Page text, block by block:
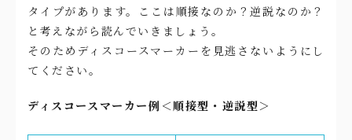
タイプがあります。ここは順接なのか？逆説なのか？
と考えながら読んでいきましょう。
そのためディスコースマーカーを見逃さないようにし
てください。
ディスコースマーカー例＜順接型・逆説型＞